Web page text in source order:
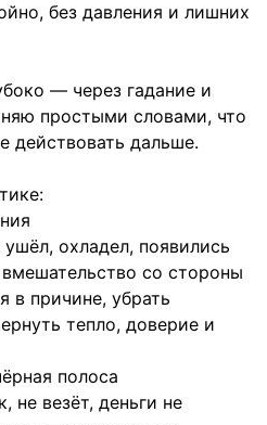
без давления и лишних
— через гадание и
простыми словами, что
действовать дальше.
охладел, появились
со стороны
в причине, убрать
тепло, доверие и
полоса
не везёт, деньги не